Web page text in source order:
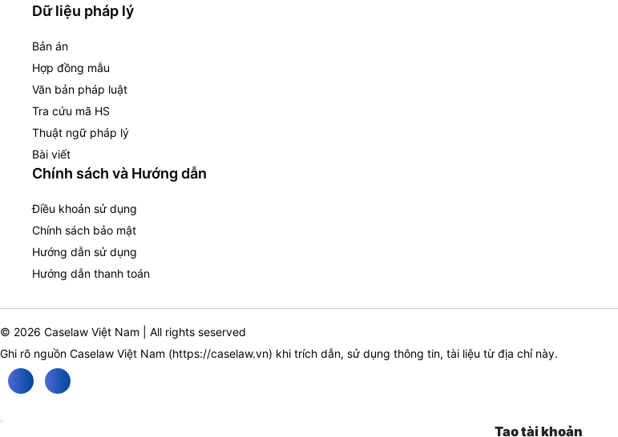
Dữ liệu pháp lý
Bản án
Hợp đồng mẫu
Văn bản pháp luật
Tra cứu mã HS
Thuật ngữ pháp lý
Bài viết
Chính sách và Hướng dẫn
Điều khoản sử dụng
Chính sách bảo mật
Hướng dẫn sử dụng
Hướng dẫn thanh toán
© 2026 Caselaw Việt Nam | All rights seserved
Ghi rõ nguồn Caselaw Việt Nam (https://caselaw.vn) khi trích dẫn, sử dụng thông tin, tài liệu từ địa chỉ này.
Tạo tài khoản